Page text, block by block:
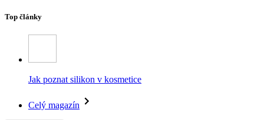
Top články
Jak poznat silikon v kosmetice
Celý magazín